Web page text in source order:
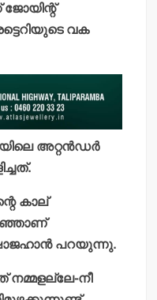
വക
അറ്റന്‍ഡര്‍
കാല്
പറയുന്നു.
നമ്മളല്ലേ-നീ